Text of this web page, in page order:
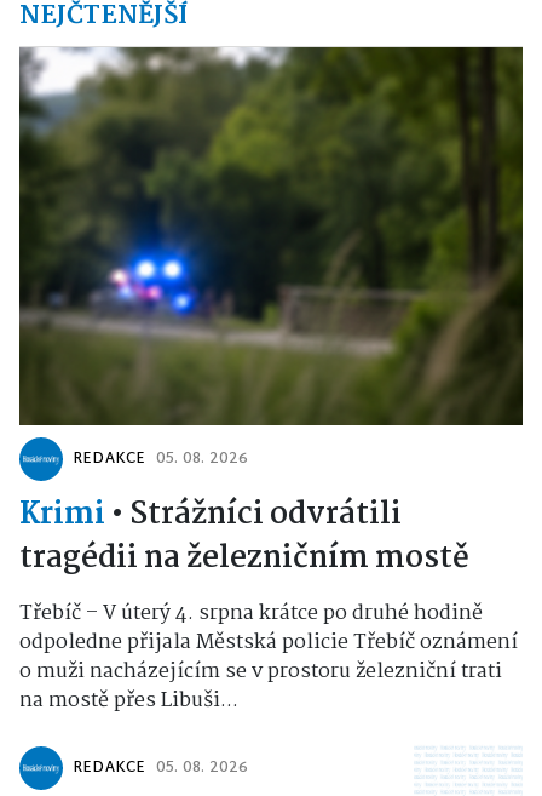
NEJČTENĚJŠÍ
REDAKCE 05. 08. 2026
Krimi • Strážníci odvrátili
tragédii na železničním mostě
Třebíč – V úterý 4. srpna krátce po druhé hodině
odpoledne přijala Městská policie Třebíč oznámení
o muži nacházejícím se v prostoru železniční trati
na mostě přes Libuši...
REDAKCE 05. 08. 2026